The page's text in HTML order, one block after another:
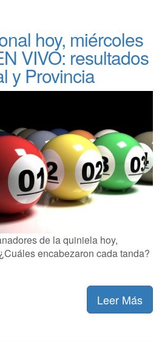
hoy, miércoles
VIVO: resultados
y Provincia
de la quiniela hoy,
encabezaron cada tanda?
Leer Más